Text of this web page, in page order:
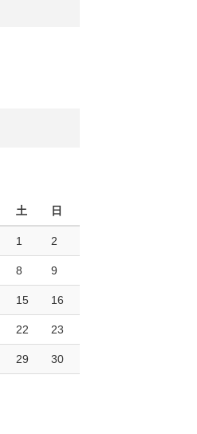
土 日
1 2
8 9
15 16
22 23
29 30